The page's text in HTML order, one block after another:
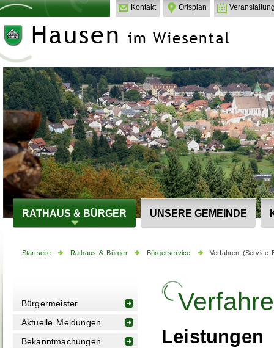
Kontakt Ortsplan
RATHAUS & BÜRGER UNSERE GEMEINDE
Startseite Rathaus & Bürger Bürgerservice Verfahren (Service-
Bürgermeister
Aktuelle Meldungen
Bekanntmachungen
Leistungen